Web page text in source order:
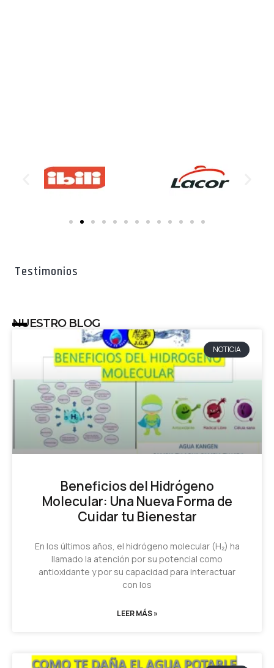
Testimonios
NUESTRO BLOG
NOTICIA
Beneficios del Hidrógeno
Molecular: Una Nueva Forma de
Cuidar tu Bienestar
En los últimos años, el hidrógeno molecular (H₂) ha
llamado la atención por su potencial como
antioxidante y por su capacidad para interactuar
con los
LEER MÁS »